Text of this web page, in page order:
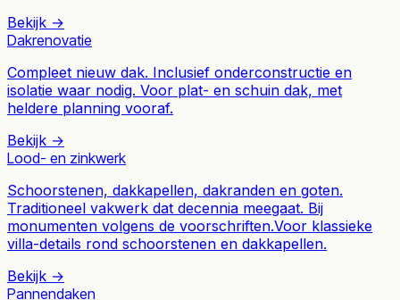
Bekijk →
Dakrenovatie
Compleet nieuw dak. Inclusief onderconstructie en
isolatie waar nodig. Voor plat- en schuin dak, met
heldere planning vooraf.
Bekijk →
Lood- en zinkwerk
Schoorstenen, dakkapellen, dakranden en goten.
Traditioneel vakwerk dat decennia meegaat. Bij
monumenten volgens de voorschriften.Voor klassieke
villa-details rond schoorstenen en dakkapellen.
Bekijk →
Pannendaken